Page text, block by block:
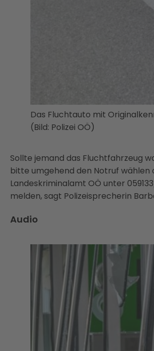
Das Fluchtauto mit
(Bild: Polizei OÖ)
Sollte jemand das Fluchtfahrzeug
bitte umgehend den Notruf wählen
Landeskriminalamt OÖ unter
melden, sagt Polizeisprecherin
Audio